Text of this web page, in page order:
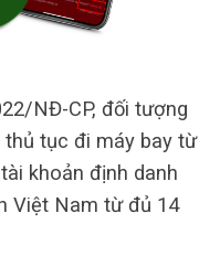
NĐ-CP, đối tượng
tục đi máy bay từ
khoản định danh
Việt Nam từ đủ 14